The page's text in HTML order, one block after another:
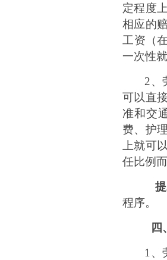
定程度
相应的
工资（
一次性
2、
可以直
准和交
费、护
上就可
任比例而
程序。
四
1、